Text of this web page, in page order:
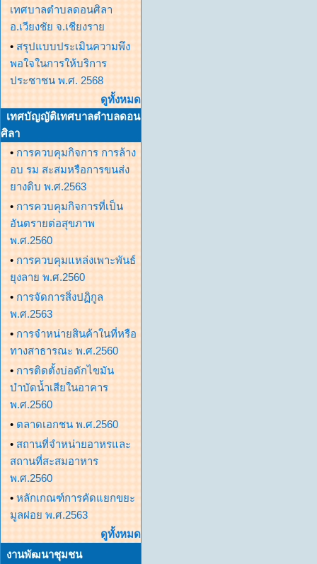
เทศบาลตำบลดอนศิลา
อ.เวียงชัย จ.เชียงราย
• สรุปแบบประเมินความพึง
พอใจในการให้บริการ
ประชาชน พ.ศ. 2568
ดูทั้งหมด
เทศบัญญัติเทศบาลตำบลดอน
ศิลา
• การควบคุมกิจการ การล้าง
อบ รม สะสมหรือการขนส่ง
ยางดิบ พ.ศ.2563
• การควบคุมกิจการที่เป็น
อันตรายต่อสุขภาพ
พ.ศ.2560
• การควบคุมแหล่งเพาะพันธ์
ยุงลาย พ.ศ.2560
• การจัดการสิ่งปฏิกูล
พ.ศ.2563
• การจำหน่ายสินค้าในที่หรือ
ทางสาธารณะ พ.ศ.2560
• การติดตั้งบ่อดักไขมัน
บำบัดน้ำเสียในอาคาร
พ.ศ.2560
• ตลาดเอกชน พ.ศ.2560
• สถานที่จำหน่ายอาหรและ
สถานที่สะสมอาหาร
พ.ศ.2560
• หลักเกณฑ์การคัดแยกขยะ
มูลฝอย พ.ศ.2563
ดูทั้งหมด
งานพัฒนาชุมชน